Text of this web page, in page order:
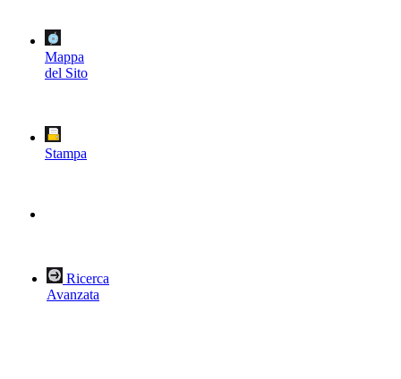
Mappa
del Sito
Stampa
Ricerca
Avanzata